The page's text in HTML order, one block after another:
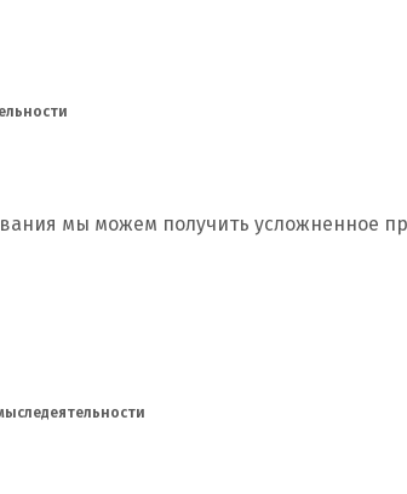
мы можем получить усложненное